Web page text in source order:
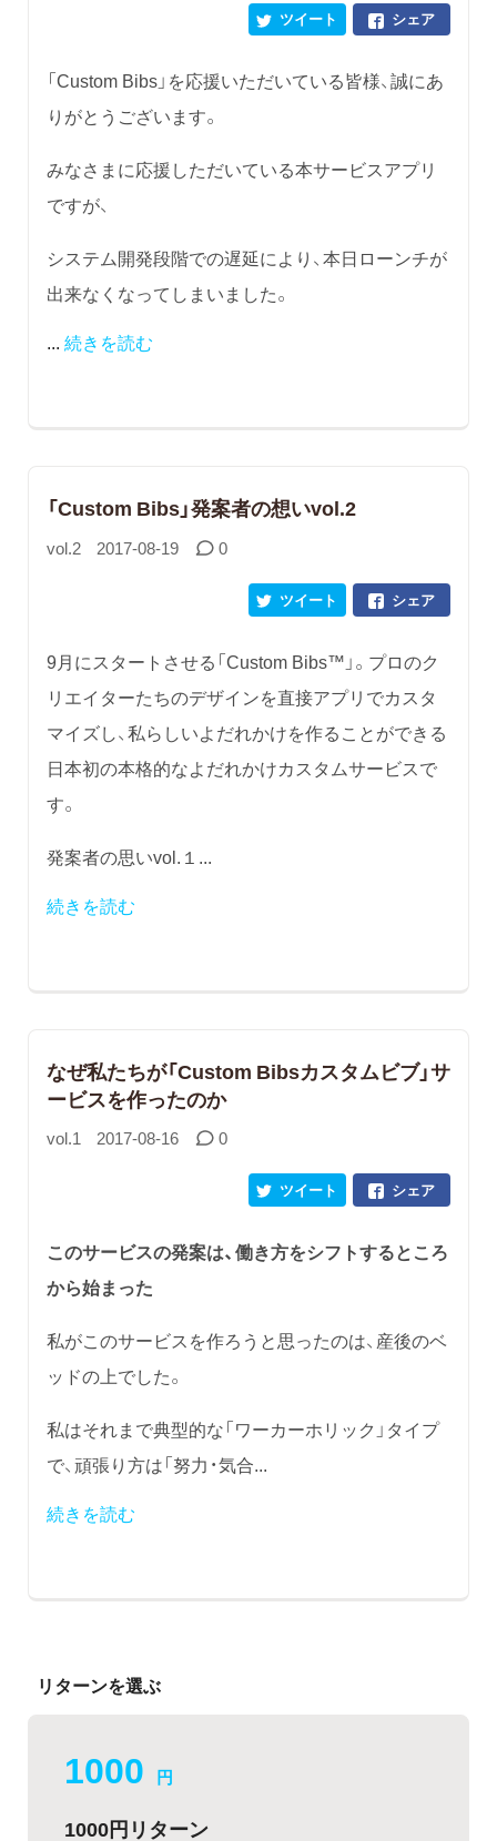
シェア
ツイート
「Custom Bibs」を応援いただいている皆様、誠にあ
りがとうございます。
みなさまに応援しただいている本サービスアプリ
ですが、
システム開発段階での遅延により、本日ローンチが
出来なくなってしまいました。
... 続きを読む
「Custom Bibs」発案者の想いvol.2
vol.2 2017-08-19 0
シェア
ツイート
9月にスタートさせる「Custom Bibs™」。プロのク
リエイターたちのデザインを直接アプリでカスタ
マイズし、私らしいよだれかけを作ることができる
日本初の本格的なよだれかけカスタムサービスで
す。
発案者の思いvol.１...
続きを読む
なぜ私たちが「Custom Bibsカスタムビブ」サ
ービスを作ったのか
vol.1 2017-08-16 0
シェア
ツイート
このサービスの発案は、働き方をシフトするところ
から始まった
私がこのサービスを作ろうと思ったのは、産後のベ
ッドの上でした。
私はそれまで典型的な「ワーカーホリック」タイプ
で、頑張り方は「努力・気合...
続きを読む
リターンを選ぶ
1000 円
1000円リターン